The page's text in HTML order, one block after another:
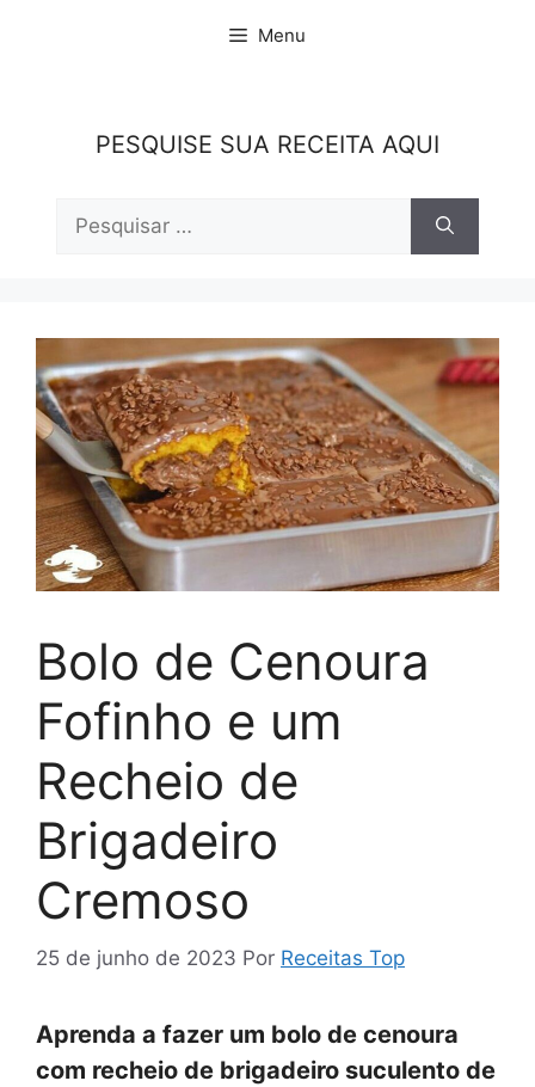
Menu
PESQUISE SUA RECEITA AQUI
por:
Bolo de Cenoura
Fofinho e um
Recheio de
Brigadeiro
Cremoso
25 de junho de 2023 Por Receitas Top
Aprenda a fazer um bolo de cenoura
com recheio de brigadeiro suculento de